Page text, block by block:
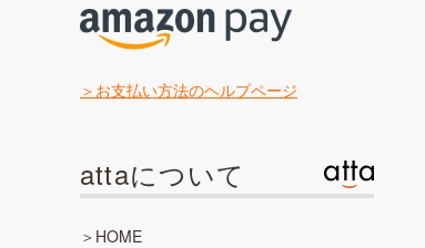
お支払い方法のヘルプページ
attaについて
HOME